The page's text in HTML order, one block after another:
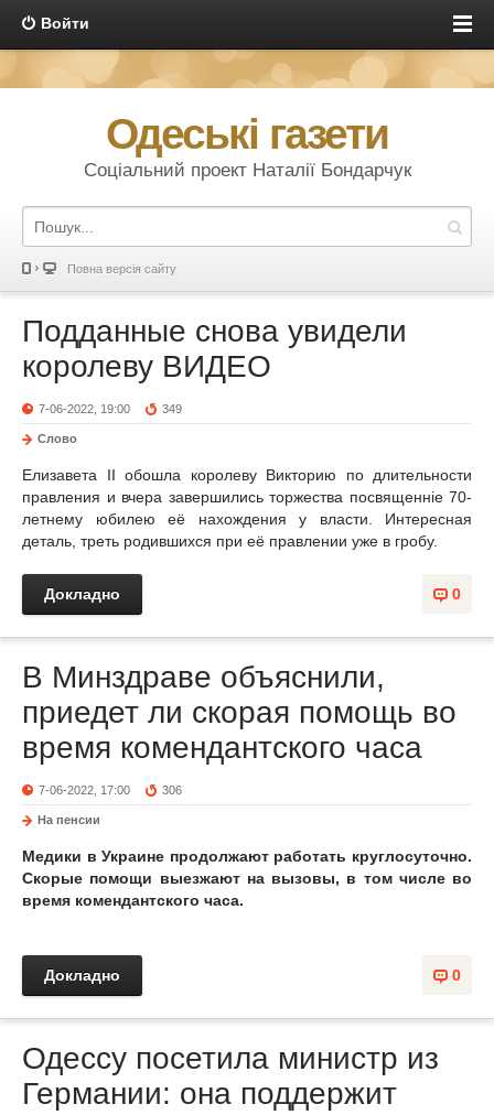
Войти
Одеські газети
Соціальний проект Наталії Бондарчук
Повна версія сайту
Подданные снова увидели
королеву ВИДЕО
7-06-2022, 19:00 349
Слово
Елизавета ІІ обошла королеву Викторию по длительности
правления и вчера завершились торжества посвященніе 70-
летнему юбилею её нахождения у власти. Интересная
деталь, треть родившихся при её правлении уже в гробу.
0
Докладно
В Минздраве объяснили,
приедет ли скорая помощь во
время комендантского часа
7-06-2022, 17:00 306
На пенсии
Медики в Украине продолжают работать круглосуточно.
Скорые помощи выезжают на вызовы, в том числе во
время комендантского часа.
0
Докладно
Одессу посетила министр из
Германии: она поддержит